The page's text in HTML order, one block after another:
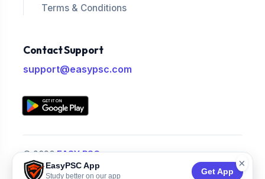
EasyPSC App
Study better on our app
Get App
×
Terms & Conditions
Contact Support
support@easypsc.com
© 2026EASY PSC.
All Rights Reserved.